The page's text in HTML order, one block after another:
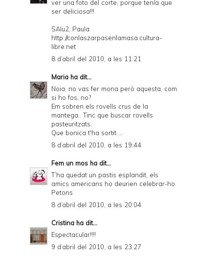
ver una foto del corte, porque tenía que
ser deliciosa!!!
SAlu2, Paula
http://conlaszarpasenlamasa.cultura-
libre.net
8 d’abril del 2010, a les 11:21
Maria ha dit...
Noia, no vas fer mona però aquesta, com
si ho fos, no?
Em sobren els rovells crus de la
mantega.. Tinc que buscar rovells
pasteuritzats.
Que bonica t'ha sortit ...
8 d’abril del 2010, a les 19:44
Fem un mos ha dit...
T’ha quedat un pastis esplandit, els
amics americans ho deurien celebrar-ho.
Petons
8 d’abril del 2010, a les 20:04
Cristina ha dit...
Espectacular!!!!
9 d’abril del 2010, a les 23:27